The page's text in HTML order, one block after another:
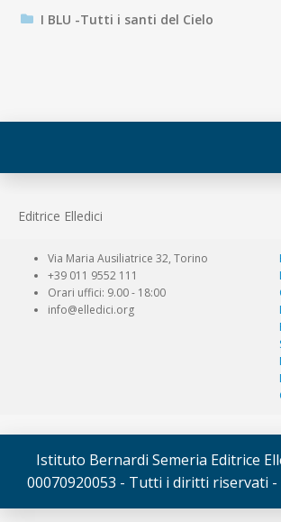
I BLU -Tutti i santi del Cielo
Editrice Elledici
Via Maria Ausiliatrice 32, Torino
+39 011 9552 111
Orari uffici: 9.00 - 18:00
info@elledici.org
Istituto Bernardi Semeria Editrice
00070920053 - Tutti i diritti riservati -